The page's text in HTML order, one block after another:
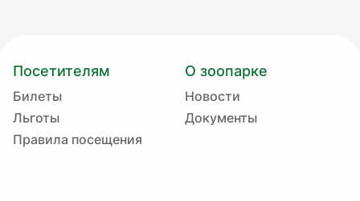
Посетителям
Билеты
Льготы
Правила посещения
О зоопарке
Новости
Документы